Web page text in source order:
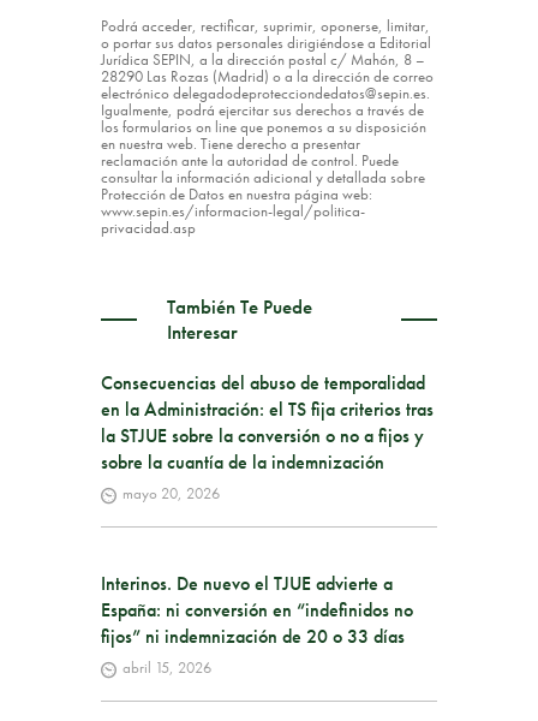
Podrá acceder, rectificar, suprimir, oponerse, limitar,
o portar sus datos personales dirigiéndose a Editorial
Jurídica SEPIN, a la dirección postal c/ Mahón, 8 –
28290 Las Rozas (Madrid) o a la dirección de correo
electrónico delegadodeprotecciondedatos@sepin.es.
Igualmente, podrá ejercitar sus derechos a través de
los formularios on line que ponemos a su disposición
en nuestra web. Tiene derecho a presentar
reclamación ante la autoridad de control. Puede
consultar la información adicional y detallada sobre
Protección de Datos en nuestra página web:
www.sepin.es/informacion-legal/politica-
privacidad.asp
También Te Puede
Interesar
Consecuencias del abuso de temporalidad
en la Administración: el TS fija criterios tras
la STJUE sobre la conversión o no a fijos y
sobre la cuantía de la indemnización
mayo 20, 2026
Interinos. De nuevo el TJUE advierte a
España: ni conversión en “indefinidos no
fijos” ni indemnización de 20 o 33 días
abril 15, 2026